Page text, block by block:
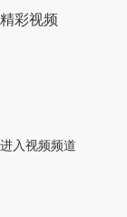
精彩视频
进入视频频道